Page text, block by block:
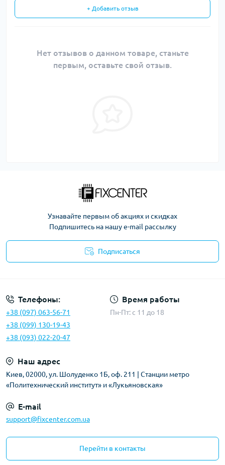
+ Добавить отзыв
Нет отзывов о данном товаре, станьте
первым, оставьте свой отзыв.
Узнавайте первым об акциях и скидках
Подпишитесь на нашу e-mail рассылку
Подписаться
Телефоны:
+38 (097) 063-56-71
+38 (099) 130-19-43
+38 (093) 022-20-47
Время работы
Пн-Пт: c 11 до 18
Наш адрес
Киев, 02000, ул. Шолуденко 1Б, оф. 211 | Станции метро
«Политехнический институт» и «Лукьяновская»
E-mail
support@fixcenter.com.ua
Перейти в контакты